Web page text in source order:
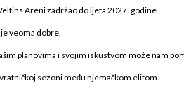
Areni zadržao do ljeta 2027. godine.
veoma dobre.
planovima i svojim iskustvom može nam
sezoni među njemačkom elitom.